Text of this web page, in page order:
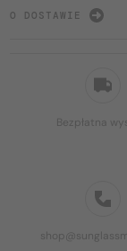
Bezpłatna
O DOSTAWIE